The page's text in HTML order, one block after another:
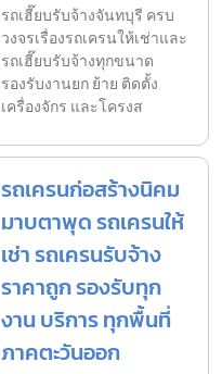
รถเฮี๊ยบรับจ้างจันทบุรี ครบ
วงจรเรื่องรถเครนให้เช่าและ
รถเฮี๊ยบรับจ้างทุกขนาด
รองรับงานยก ย้าย ติดตั้ง
เครื่องจักร และโครงส
รถเครนก่อสร้างนิคม
มาบตาพุด รถเครนให้
เช่า รถเครนรับจ้าง
ราคาถูก รองรับทุก
งาน บริการ ทุกพื้นที่
ภาคตะวันออก